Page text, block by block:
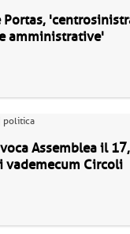
Portas,
amministrative'
politica
Assemblea il
vademecum Circoli